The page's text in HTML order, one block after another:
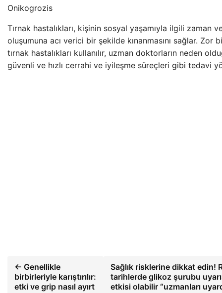
Onikogrozis
Tırnak hastalıkları, kişinin sosyal yaşamıyla ilgili zaman
oluşumuna acı verici bir şekilde kınanmasını sağlar. Zor
tırnak hastalıkları kullanılır, uzman doktorların neden
güvenli ve hızlı cerrahi ve iyileşme süreçleri gibi tedavi
← Genellikle
birbirleriyle karıştırılır:
etki ve grip nasıl ayırt
Sağlık risklerine dikkat edin!
tarihlerde glikoz şurubu
etkisi olabilir “uzmanları